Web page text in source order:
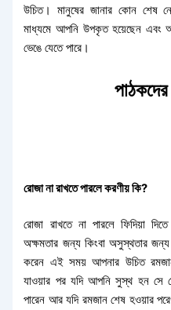
উচিত। মানুষের জানার কোন
মাধ্যমে আপনি উপকৃত হয়েছেন এবং
ভেঙে যেতে পারে।
রোজা না রাখতে পারলে করণীয় কি?
রোজা রাখতে না পারলে ফিদিয়া
অক্ষমতার জন্য কিংবা অসুস্থতার জন্য
করেন এই সময় আপনার উচিত
যাওয়ার পর যদি আপনি সুস্থ হন সে
পারেন আর যদি রমজান শেষ হওয়ার